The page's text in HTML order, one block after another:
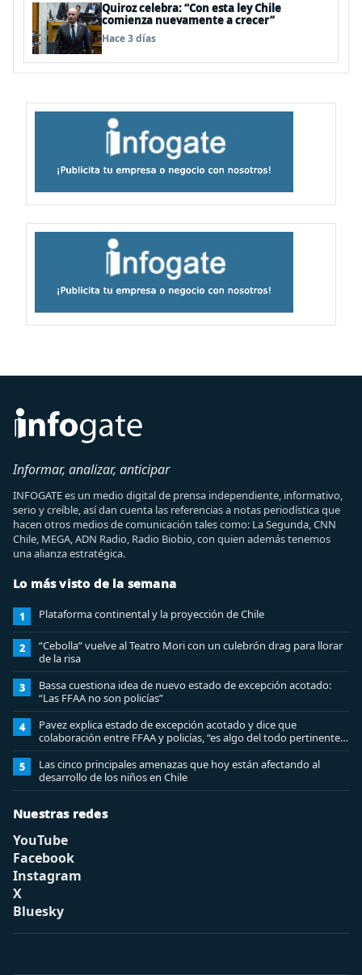
Quiroz celebra: “Con esta ley Chile
comienza nuevamente a crecer”
Hace 3 días
Informar, analizar, anticipar
INFOGATE es un medio digital de prensa independiente, informativo,
serio y creíble, así dan cuenta las referencias a notas periodística que
hacen otros medios de comunicación tales como: La Segunda, CNN
Chile, MEGA, ADN Radio, Radio Biobio, con quien además tenemos
una alianza estratégica.
Lo más visto de la semana
1 Plataforma continental y la proyección de Chile
2
“Cebolla” vuelve al Teatro Mori con un culebrón drag para llorar
de la risa
3
Bassa cuestiona idea de nuevo estado de excepción acotado:
“Las FFAA no son policías”
4
Pavez explica estado de excepción acotado y dice que
colaboración entre FFAA y policías, “es algo del todo pertinente
analizar”
5
Las cinco principales amenazas que hoy están afectando al
desarrollo de los niños en Chile
Nuestras redes
YouTube
Facebook
Instagram
X
Bluesky